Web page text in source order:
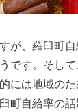
が、羅臼町
です。そし
には地域の
町自給率の話